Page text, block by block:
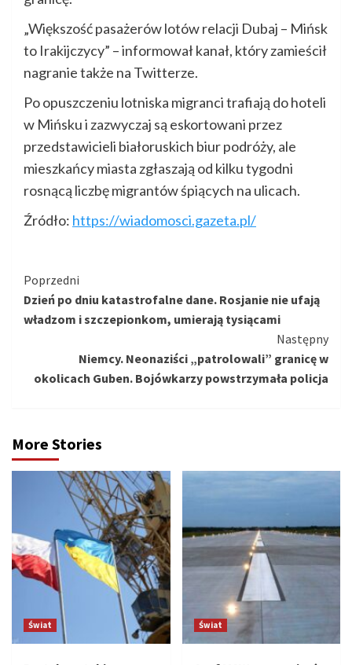
„Większość pasażerów lotów relacji Dubaj – Mińsk
to Irakijczycy” – informował kanał, który zamieścił
nagranie także na Twitterze.
Po opuszczeniu lotniska migranci trafiają do hoteli
w Mińsku i zazwyczaj są eskortowani przez
przedstawicieli białoruskich biur podróży, ale
mieszkańcy miasta zgłaszają od kilku tygodni
rosnącą liczbę migrantów śpiących na ulicach.
Źródło: https://wiadomosci.gazeta.pl/
Kontynuuj
czytanie
Poprzedni
Dzień po dniu katastrofalne dane. Rosjanie nie ufają
władzom i szczepionkom, umierają tysiącami
Następny
Niemcy. Neonaziści „patrolowali” granicę w
okolicach Guben. Bojówkarzy powstrzymała policja
More Stories
Świat Świat